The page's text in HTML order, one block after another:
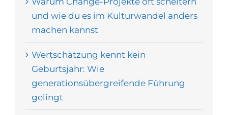
und wie du es im Kulturwandel anders
machen kannst
Wertschätzung kennt kein
Geburtsjahr: Wie
generationsübergreifende Führung
gelingt